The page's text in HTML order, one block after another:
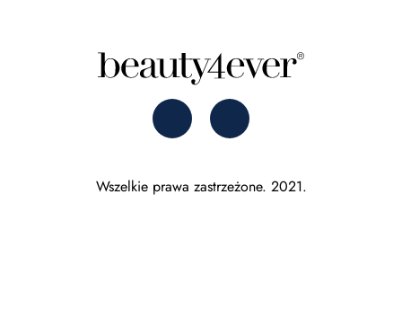
Wszelkie prawa zastrzeżone. 2021.